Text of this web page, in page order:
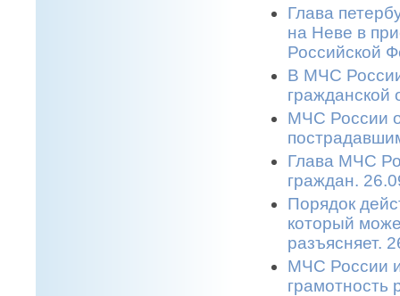
Глава
на Неве в
Российской
В МЧС
гражданской
МЧС России
Глава МЧС
граждан.
Порядок
который
разъясняет.
МЧС России
грамотность